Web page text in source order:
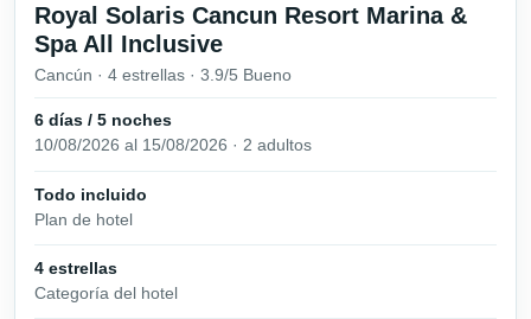
Royal Solaris Cancun Resort Marina &
Spa All Inclusive
Cancún · 4 estrellas · 3.9/5 Bueno
6 días / 5 noches
10/08/2026 al 15/08/2026 · 2 adultos
Todo incluido
Plan de hotel
4 estrellas
Categoría del hotel